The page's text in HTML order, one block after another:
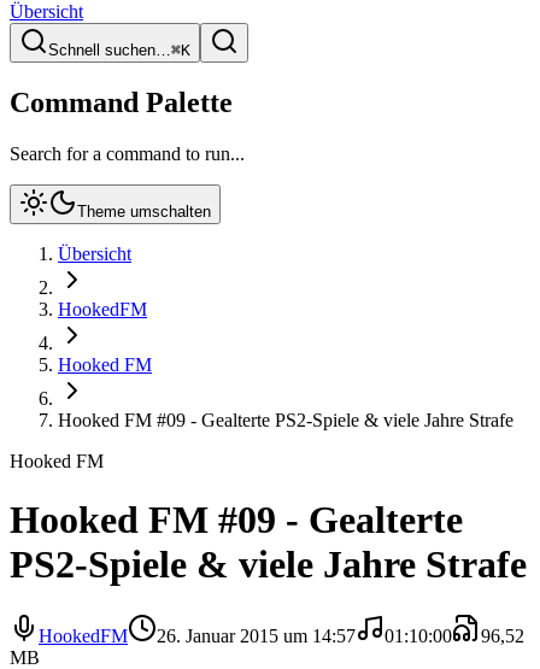
Übersicht
Schnell suchen…⌘K
Command Palette
Search for a command to run...
Theme umschalten
Übersicht
HookedFM
Hooked FM
Hooked FM #09 - Gealterte PS2-Spiele & viele Jahre Strafe
Hooked FM
Hooked FM #09 - Gealterte
PS2-Spiele & viele Jahre Strafe
HookedFM 26. Januar 2015 um 14:57 01:10:00
96,52
MB